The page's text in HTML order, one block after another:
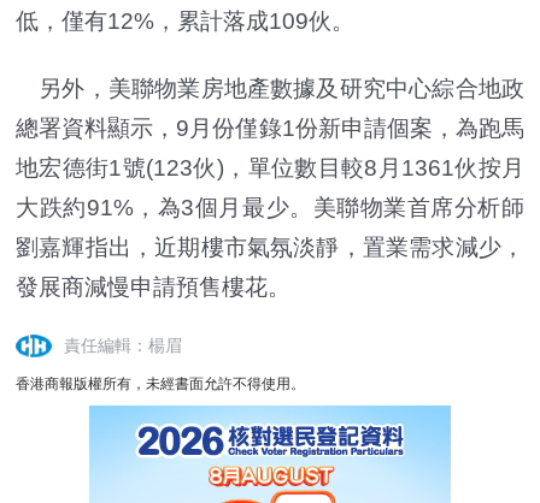
低，僅有12%，累計落成109伙。
另外，美聯物業房地產數據及研究中心綜合地政
總署資料顯示，9月份僅錄1份新申請個案，為跑馬
地宏德街1號(123伙)，單位數目較8月1361伙按月
大跌約91%，為3個月最少。美聯物業首席分析師
劉嘉輝指出，近期樓市氣氛淡靜，置業需求減少，
發展商減慢申請預售樓花。
責任編輯：楊眉
香港商報版權所有，未經書面允許不得使用。